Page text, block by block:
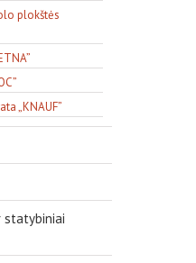
plokštės
„KNAUF”
statybiniai